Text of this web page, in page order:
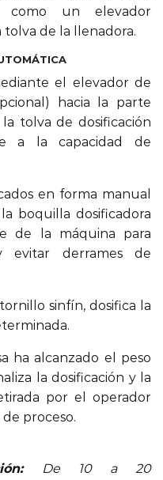
como un elevador
de la llenadora.
el elevador de
hacia la parte
tolva de dosificación
a la capacidad de
en forma manual
boquilla dosificadora
de la máquina para
evitar derrames de
sinfín, dosifica la
ha alcanzado el peso
la dosificación y la
por el operador
proceso.
De 10 a 20